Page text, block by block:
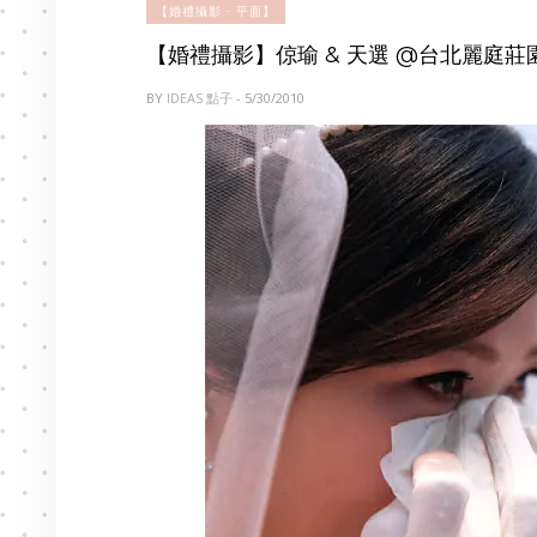
【婚禮攝影 - 平面】
【婚禮攝影】倞瑜 & 天選 @台北麗庭莊
BY IDEAS 點子 - 5/30/2010